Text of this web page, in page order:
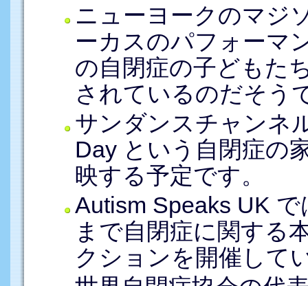
ニューヨークのマジ
ーカスのパフォーマ
の自閉症の子どもた
されているのだそう
サンダンスチャンネ
Day という自閉症の
映する予定です。
Autism Speaks UK
まで自閉症に関する
クションを開催して